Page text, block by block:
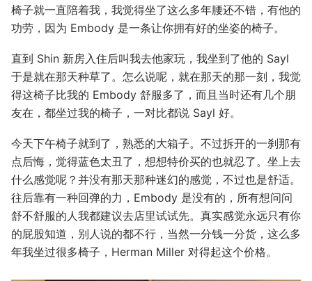
椅子就一直陪着我，我觉得坐了这么多年腰还不错，有他的
功劳，因为 Embody 是一条让你拥有好的坐姿的椅子。
直到 Shin 新房入住后叫我去他家玩，我坐到了他的 Sayl
于是就在那天种草了。怎么说呢，就在那天的那一刻，我觉
得这椅子比我的 Embody 舒服多了，而且当时还有几个朋
友在，都坐过我的椅子，一对比都说 Sayl 好。
今天下午椅子就到了，熟悉的大箱子。不过拆开的一刹那有
点后悔，觉得蓝色太丑了，想想特价买的也就忍了。坐上去
什么感觉呢？并没有那天那种迷幻的感觉，不过也是舒适。
往后靠有一种回弹的力，Embody 是没有的，所有想问问
舒不舒服的人我都建议去店里试试先。真实感觉永远只有你
的屁股知道，别人说的都不行，当然一分钱一分货，这么多
年我坐过很多椅子，Herman Miller 对得起这个价格。